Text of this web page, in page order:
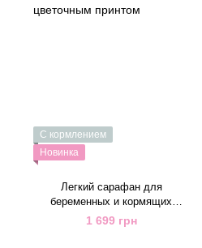
С кормлением
Новинка
Легкий сарафан для
беременных и кормящих
молочный с синим цветочным
принтом
1 699 грн